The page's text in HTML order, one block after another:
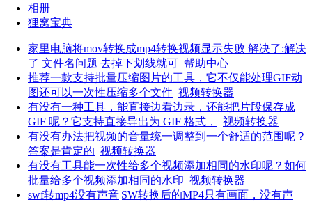
相册
狸窝宝典
家里电脑将mov转换成mp4转换视频显示失败 解决了:解决
了 文件名问题 去掉下划线就可 帮助中心
推荐一款支持批量压缩图片的工具，它不仅能处理GIF动
图还可以一次性压缩多个文件 视频转换器
有没有一种工具，能直接边看边录，还能把片段保存成
GIF 呢？它支持直接导出为 GIF 格式，
视频转换器
有没有办法把视频的音量统一调整到一个舒适的范围呢？
答案是肯定的 视频转换器
有没有工具能一次性给多个视频添加相同的水印呢？如何
批量给多个视频添加相同的水印 视频转换器
swf转mp4没有声音|SW转换后的MP4只有画面，没有声